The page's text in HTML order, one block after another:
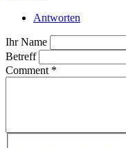
Antworten
Ihr Name
Betreff
Comment *